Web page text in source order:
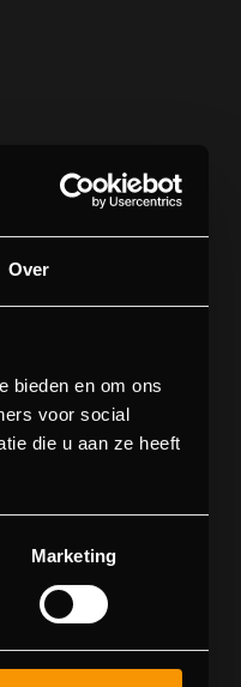
Over
bieden en om ons
voor social
die u aan ze heeft
Marketing